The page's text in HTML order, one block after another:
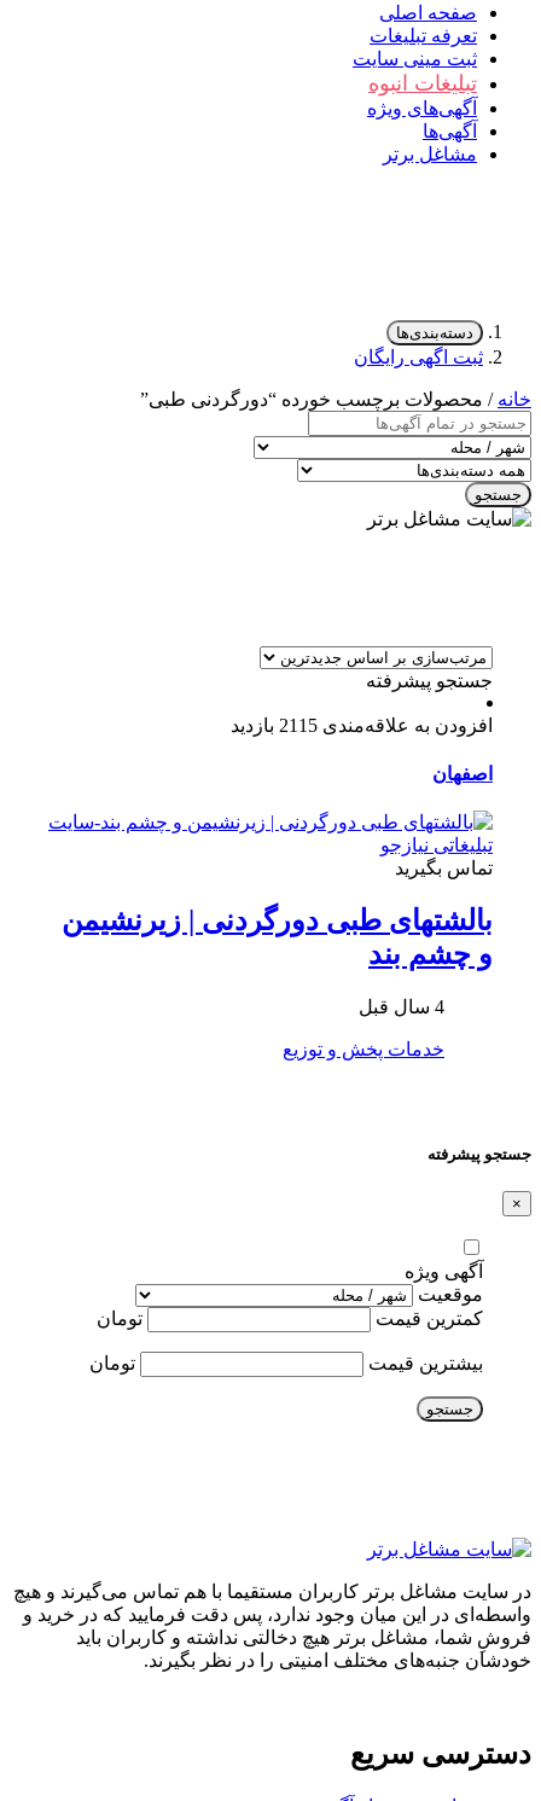
صفحه اصلی
تعرفه تبلیغات
ثبت مینی سایت
تبلیغات انبوه
آگهی‌های ویژه
آگهی‌ها
مشاغل برتر
دسته‌بندی‌ها
ثبت اگهی رایگان
خانه / محصولات برچسب خورده “دورگردنی طبی”
جستجو
جستجو پیشرفته
افزودن به علاقه‌مندی 2115 بازدید
اصفهان
تماس بگیرید
بالشتهای طبی دورگردنی | زیرنشیمن
و چشم بند
4 سال قبل
خدمات پخش و توزیع
جستجو پیشرفته
×
آگهی ویژه
موقعیت
کمترین قیمت
تومان
بیشترین قیمت تومان
جستجو
در سایت مشاغل برتر کاربران مستقیما با هم تماس می‌گیرند و هیچ
واسطه‌ای در این میان وجود ندارد، پس دقت فرمایید که در خرید و
فروشِ شما، مشاغل برتر هیچ دخالتی نداشته و کاربران باید
خودشان جنبه‌های مختلف امنیتی را در نظر بگیرند.
دسترسی سریع